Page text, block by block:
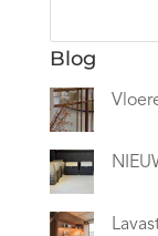
Blog